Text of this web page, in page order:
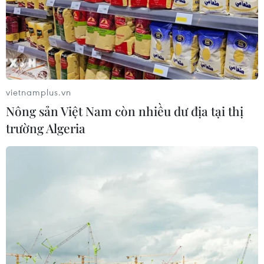
thể thao Việt Nam trao nhiệm vụ đặc biệt trong năm
2021 với mục tiêu bảo vệ thành tích cao ở SEA Games 31
được tổ chức trên sân nhà.
Văn Quyết giành giải Vận động viên Xuất
vietnamplus.vn
Nông sản Việt Nam còn nhiều dư địa tại thị
trường Algeria